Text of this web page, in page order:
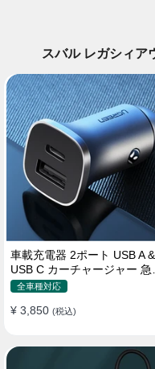
スバル レガシィア
車載充電器 2ポート USB A &
USB C カーチャージャー 急
充電USB [36W 12V-24V ]
全車種対応
¥ 3,850 (税込)